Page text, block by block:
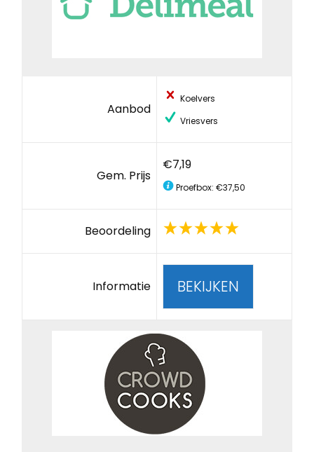
Aanbod
Koelvers
Vriesvers
Gem. Prijs
€7,19
Proefbox: €37,50
Beoordeling
Informatie BEKIJKEN